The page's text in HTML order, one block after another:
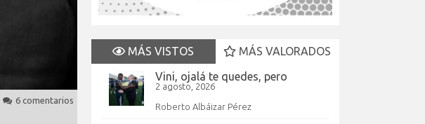
6 comentarios
MÁS VISTOS
MÁS VALORADOS
Vini, ojalá te quedes, pero
2 agosto, 2026
Roberto Albáizar Pérez